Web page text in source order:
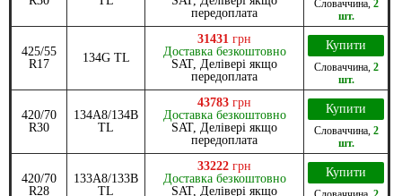
передоплата
Словаччина, 2
шт.
425/55
R17
134G TL
31431 грн
Доставка безкоштовно
SAT, Делівері якщо
передоплата
Купити
Словаччина, 2
шт.
420/70
R30
134A8/134B
TL
43783 грн
Доставка безкоштовно
SAT, Делівері якщо
передоплата
Купити
Словаччина, 2
шт.
420/70
R28
133A8/133B
TL
33222 грн
Доставка безкоштовно
SAT, Делівері якщо
Купити